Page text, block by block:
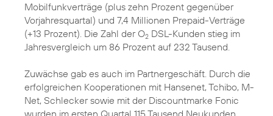
Mobilfunkverträge (plus zehn Prozent gegenüber
Vorjahresquartal) und 7,4 Millionen Prepaid-Verträge
(+13 Prozent). Die Zahl der O2 DSL-Kunden stieg im
Jahresvergleich um 86 Prozent auf 232 Tausend.
Zuwächse gab es auch im Partnergeschäft. Durch die
erfolgreichen Kooperationen mit Hansenet, Tchibo, M-
Net, Schlecker sowie mit der Discountmarke Fonic
wurden im ersten Quartal 115 Tausend Neukunden